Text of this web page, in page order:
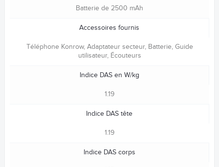
Batterie de 2500 mAh
Accessoires fournis
Téléphone Konrow, Adaptateur secteur, Batterie, Guide
utilisateur, Écouteurs
Indice DAS en W/kg
1.19
Indice DAS tête
1.19
Indice DAS corps